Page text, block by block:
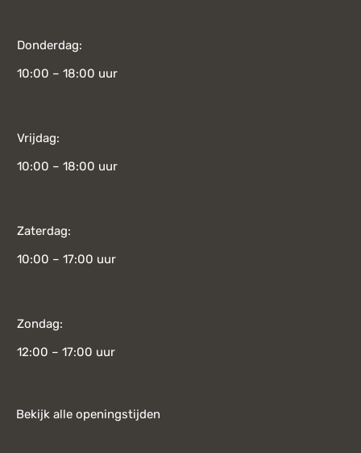
Donderdag:
10:00 – 18:00 uur
Vrijdag:
10:00 – 18:00 uur
Zaterdag:
10:00 – 17:00 uur
Zondag:
12:00 – 17:00 uur
Bekijk alle openingstijden